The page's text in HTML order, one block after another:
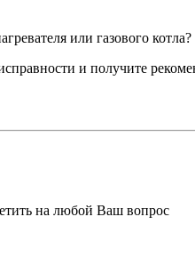
или газового котла?
и получите
на любой Ваш вопрос